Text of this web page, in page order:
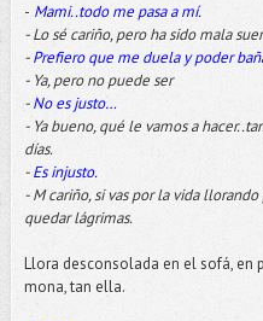
- Mami..todo me pasa a mí.
- Lo sé cariño, pero ha sido mala
-Prefiero que me duela y poder
- Ya, pero no puede ser
-No es justo…
- Ya bueno, qué le vamos a
días.
-Es injusto.
- M cariño, si vas por la vida
quedar lágrimas.
Llora desconsolada en el sofá, en
mona, tan ella.